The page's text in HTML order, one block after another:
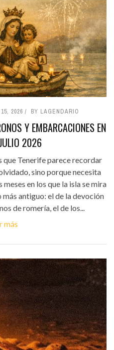
2026 BY LAGENDARIO
Y EMBARCACIONES EN
2026
que Tenerife parece recordar
sino porque necesita
en los que la isla se mira
antiguo: el de la devoción
de romería, el de los...
más